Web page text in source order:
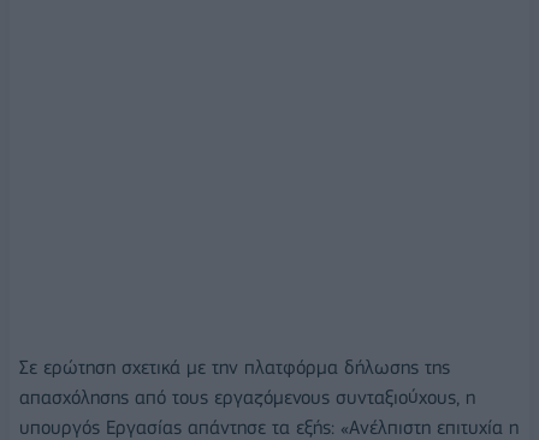
Σε ερώτηση σχετικά με την πλατφόρμα δήλωσης της
απασχόλησης από τους εργαζόμενους συνταξιούχους, η
υπουργός Εργασίας απάντησε τα εξής: «Ανέλπιστη επιτυχία η